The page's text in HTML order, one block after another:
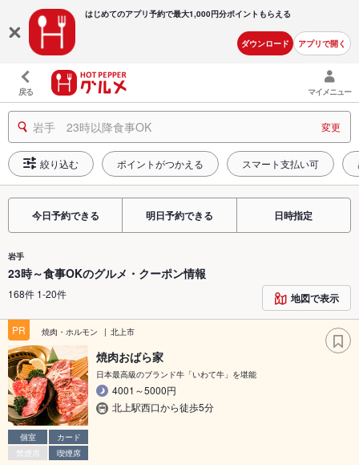
はじめてのアプリ予約で最大1,000円分ポイントもらえる
ダウンロード アプリで開く
戻る マイメニュー
岩手 23時以降食事OK 変更
絞り込む ポイントがつかえる スマート支払い可
今日予約できる 明日予約できる 日時指定
岩手
23時～食事OKのグルメ・クーポン情報
168件 1-20件 地図で表示
PR 焼肉・ホルモン 北上市
個室
カード
禁煙席
喫煙席
焼肉おばら家
日本最高級のブランド牛「いわて牛」を堪能
4001～5000円
北上駅西口から徒歩5分